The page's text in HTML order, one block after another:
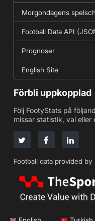
Morgondagens
Football Data API
Prognoser
English Site
Förbli uppkopplad
Följ FootyStats på
missar statistik, val eller
Football data provided by